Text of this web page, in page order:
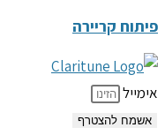
פיתוח קריירה
אימייל
אשמח להצטרף